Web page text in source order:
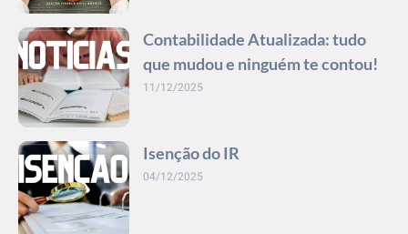
Contabilidade Atualizada: tudo
que mudou e ninguém te contou!
11/12/2025
Isenção do IR
04/12/2025